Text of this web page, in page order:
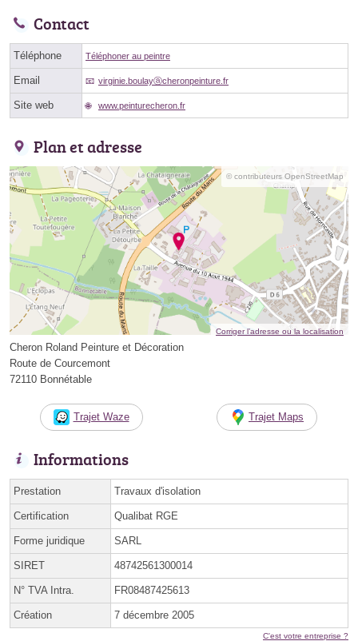
Contact
Téléphone Téléphoner au peintre
Email virginie.boulayⓐcheronpeinture.fr
Site web www.peinturecheron.fr
Plan et adresse
© contributeurs OpenStreetMap
Corriger l’adresse ou la localisation
Cheron Roland Peinture et Décoration
Route de Courcemont
72110 Bonnétable
Trajet Waze Trajet Maps
Informations
Prestation Travaux d'isolation
Certification Qualibat RGE
Forme juridique SARL
SIRET 48742561300014
N° TVA Intra. FR08487425613
Création 7 décembre 2005
C'est votre entreprise ?